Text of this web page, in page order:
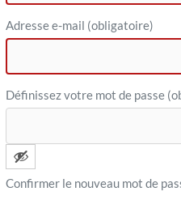
Adresse e-mail (obligatoire)
Définissez votre mot de passe
Confirmer le nouveau mot de